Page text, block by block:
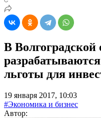
В Волгоградской
льготы для
19 января 2017, 10:03
#Экономика и бизнес
Автор: